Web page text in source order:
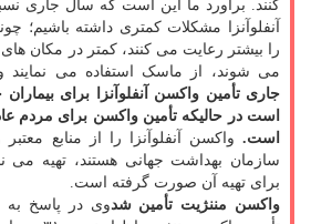
کنند. برآورد ما این است که سال جاری
آنفلوآنزا مشکلات کمتری داشته باشیم؛
را بیشتر رعایت می کنند، کمتر در مکان
می شوند، از ماسک استفاده می نمایند
است. واکسن آنفلوآنزا را از منابع
سازمان بهداشت جهانی هستند، تهیه می
برای تهیه آن صورت گرفته است.
واکسن مننژیت تأمین شدوی در پاسخ به